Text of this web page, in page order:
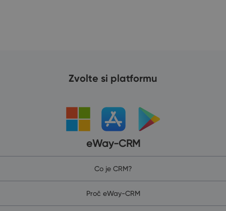
Zvolte si platformu
eWay-CRM
Co je CRM?
Proč eWay-CRM